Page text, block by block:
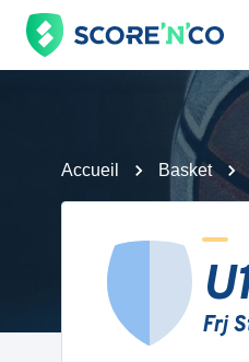
Accueil Basket
Frj